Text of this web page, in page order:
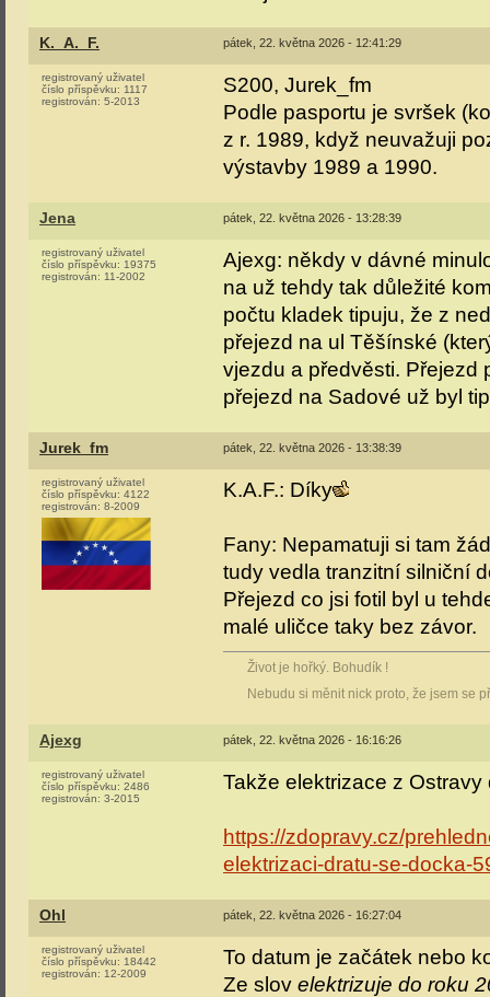
K._A._F. pátek, 22. května 2026 - 12:41:29
registrovaný uživatel
číslo příspěvku: 1117
registrován: 5-2013
S200, Jurek_fm
Podle pasportu je svršek
z r. 1989, když neuvažuji
výstavby 1989 a 1990.
Jena pátek, 22. května 2026 - 13:28:39
registrovaný uživatel
číslo příspěvku: 19375
registrován: 11-2002
Ajexg: někdy v dávné
na už tehdy tak důležité
počtu kladek tipuju, že z
přejezd na ul Těšínské
vjezdu a předvěsti. Přejezd
přejezd na Sadové už byl
Jurek_fm pátek, 22. května 2026 - 13:38:39
registrovaný uživatel
číslo příspěvku: 4122
registrován: 8-2009
K.A.F.: Díky
Fany: Nepamatuji si tam
tudy vedla tranzitní silniční
Přejezd co jsi fotil byl u
malé uličce taky bez závor.
Život je hořký. Bohudík !
Nebudu si měnit nick proto, že jsem se
Ajexg pátek, 22. května 2026 - 16:16:26
registrovaný uživatel
číslo příspěvku: 2486
registrován: 3-2015
Takže elektrizace z
https://zdopravy.cz/
elektrizaci-dratu-se-docka-
Ohl pátek, 22. května 2026 - 16:27:04
registrovaný uživatel
číslo příspěvku: 18442
registrován: 12-2009
To datum je začátek nebo
Ze slov elektrizuje do roku